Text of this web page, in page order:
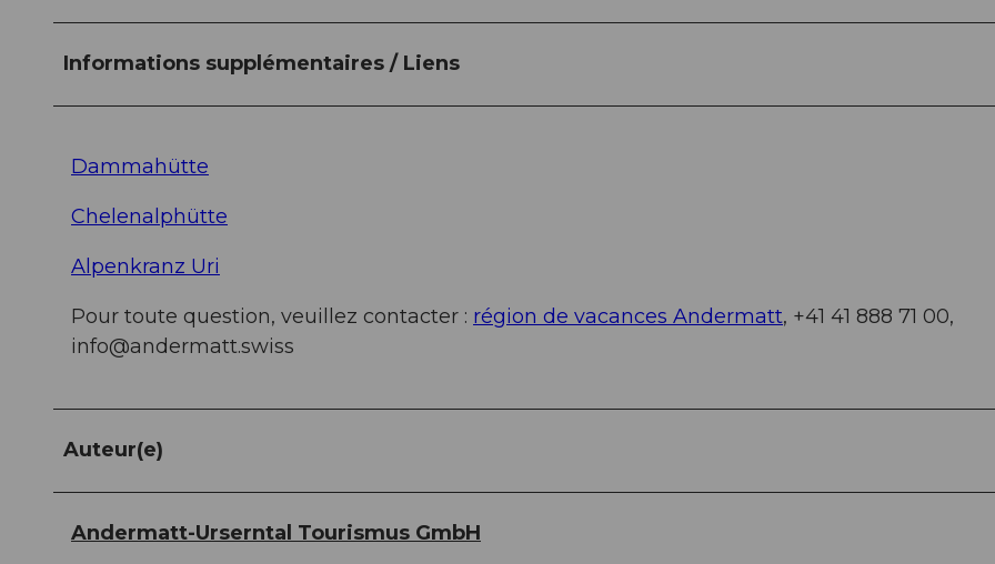
Informations supplémentaires / Liens
Dammahütte
Chelenalphütte
Alpenkranz Uri
Pour toute question, veuillez contacter : région de vacances Andermatt, +41 41 888 71 00,
info@andermatt.swiss
Auteur(e)
Andermatt-Urserntal Tourismus GmbH